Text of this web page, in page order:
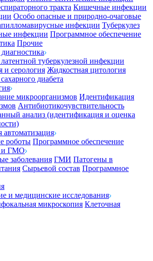
тракта Кишечные инфекции
Особо опасные и природно-очаговые
инфекции Туберкулез
инфекции Программное обеспечение
Прочие
туберкулезной инфекции
серология Жидкостная цитология
диабета
микроорганизмов Идентификация
Антибиотикочувствительность
анализ (идентификация и оценка
автоматизация
роботы Программное обеспечение
и ГМО
заболевания ГМИ Патогены в
Сырьевой состав Программное
и медицинские исследования
микроскопия Клеточная